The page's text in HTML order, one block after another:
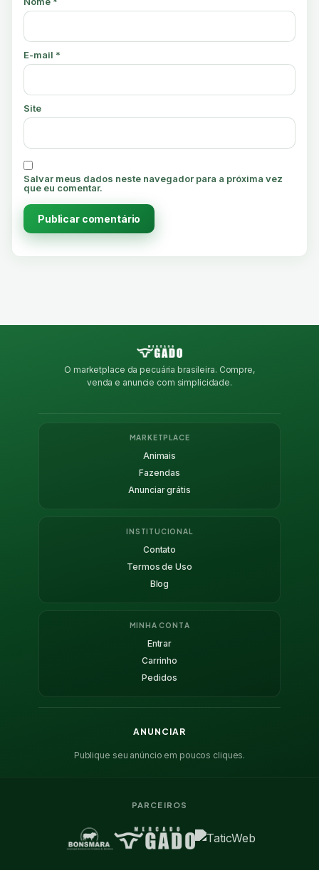
E-mail *
Site
Salvar meus dados neste navegador para a próxima vez
que eu comentar.
O marketplace da pecuária brasileira. Compre,
venda e anuncie com simplicidade.
MARKETPLACE
Animais
Fazendas
Anunciar grátis
INSTITUCIONAL
Contato
Termos de Uso
Blog
MINHA CONTA
Entrar
Carrinho
Pedidos
ANUNCIAR
Publique seu anúncio em poucos cliques.
PARCEIROS